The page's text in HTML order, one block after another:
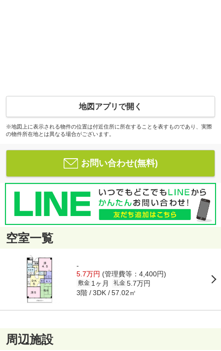
地図アプリで開く
※地図上に表示される物件の位置は付近住所に所在することを表すものであり、実際
の物件所在地とは異なる場合がございます。
お問い合わせ(無料)
空室一覧
-
5.7万円 (管理費等：4,400円)
敷金 1ヶ月 礼金 5.7万円
3階 3DK 57.02㎡
周辺施設